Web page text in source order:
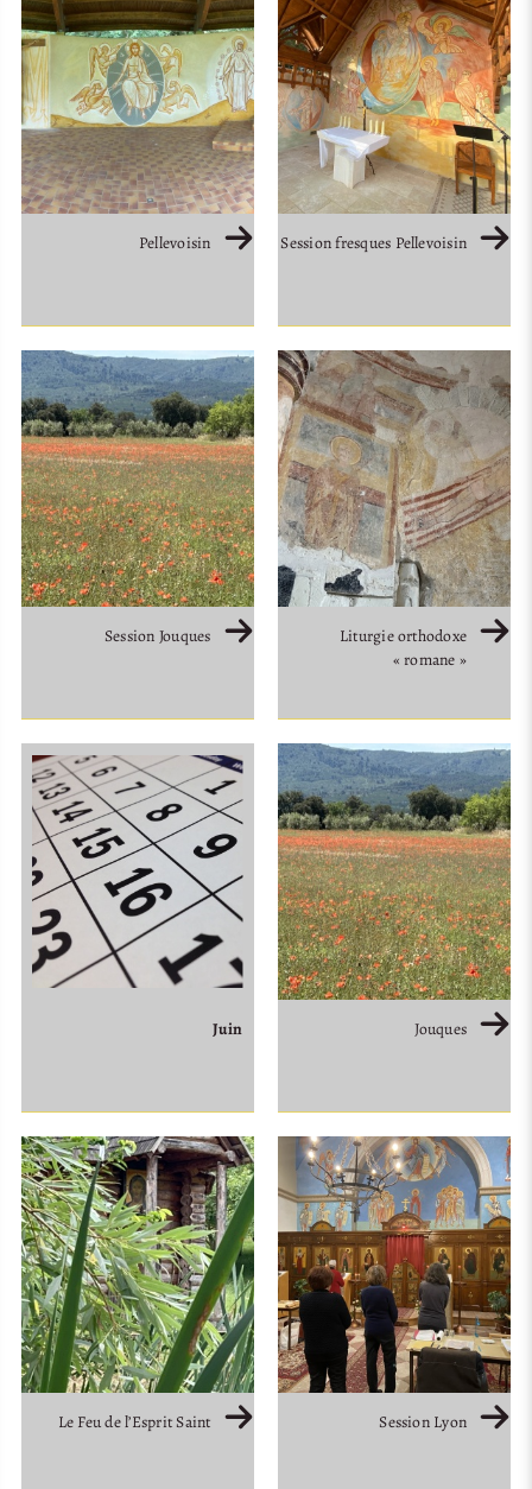
Pellevoisin Session fresques Pellevoisin
Session Jouques
Liturgie orthodoxe
« romane »
Juin Jouques
Le Feu de l’Esprit Saint Session Lyon